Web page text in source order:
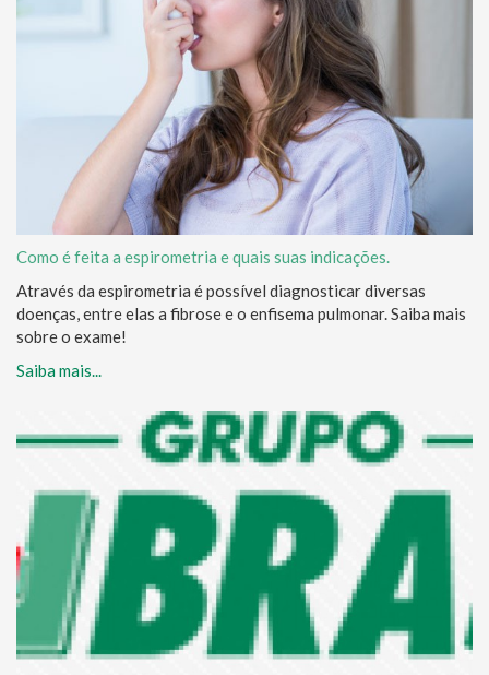
Como é feita a espirometria e quais suas indicações.
Através da espirometria é possível diagnosticar diversas
doenças, entre elas a fibrose e o enfisema pulmonar. Saiba mais
sobre o exame!
Saiba mais...